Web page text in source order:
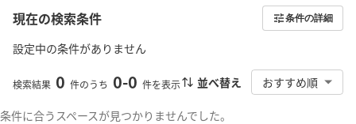
現在の検索条件 条件の詳細
設定中の条件がありません
検索結果 0 件のうち 0-0 件を表示 並べ替え おすすめ順
条件に合うスペースが見つかりませんでした。